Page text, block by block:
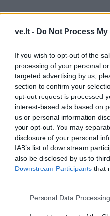
ve.lt - Do Not Process
If you wish to opt-out of the
processing of your personal
targeted advertising by us,
section to confirm your
opt-out request is processed
interest-based ads based on
us or personal information
your opt-out. You may
disclosure of your personal
IAB’s list of downstream
also be disclosed by us to
Downstream Participants that
Personal Data
Tad jų akiratis tikrai
Ir ankstesniais metais, ir
ir pedagogus iš
Klaipėdai ir Klaipėdos
baigusi studijas
Kiekvienais metais
pakoncertuoti, pavaidinti,
pirmiausia pagalvoju apie
pažįstu iš studijų laikų ir
vaikais yra labai